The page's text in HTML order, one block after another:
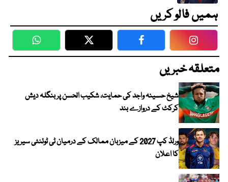
ہمیں فالو کریں
WhatsApp Twitter Facebook
متعلقہ خبریں
شیخ حسینہ واجد کی حمایت، شکیب الحسن پر بنگلہ دیش
کرکٹ کے دروازے بند
ورلڈ کپ 2027 کے میزبان ممالک کے درمیان ٹی ٹوئنٹی سیریز
کا اعلان